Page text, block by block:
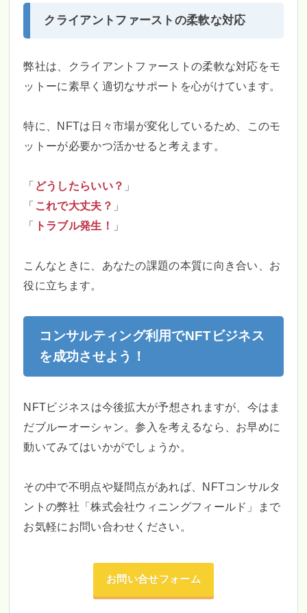
クライアントファーストの柔軟な対応
弊社は、クライアントファーストの柔軟な対応をモ
ットーに素早く適切なサポートを心がけています。
特に、NFTは日々市場が変化しているため、このモ
ットーが必要かつ活かせると考えます。
「 どうしたらいい？ 」
「 これで大丈夫？ 」
「
トラブル発生！ 」
こんなときに、あなたの課題の本質に向き合い、お
役に立ちます。
コンサルティング利用でNFTビジネス
を成功させよう！
NFTビジネスは今後拡大が予想されますが、今はま
だブルーオーシャン。参入を考えるなら、お早めに
動いてみてはいかがでしょうか。
その中で不明点や疑問点があれば、NFTコンサルタ
ントの弊社「株式会社ウィニングフィールド」まで
お気軽にお問い合わせください。
お問い合せフォーム